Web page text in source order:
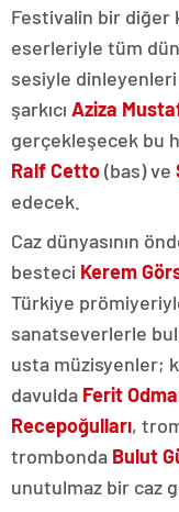
Festivalin bir diğer
eserleriyle tüm
sesiyle
şarkıcı Aziza
gerçekleşecek bu
Ralf Cetto(bas) ve
edecek.
Caz dünyasının
besteci Kerem
Türkiye
sanatseverlerle
usta müzisyenler;
davulda Ferit
Recepoğulları,
trombonda Bulut
unutulmaz bir caz